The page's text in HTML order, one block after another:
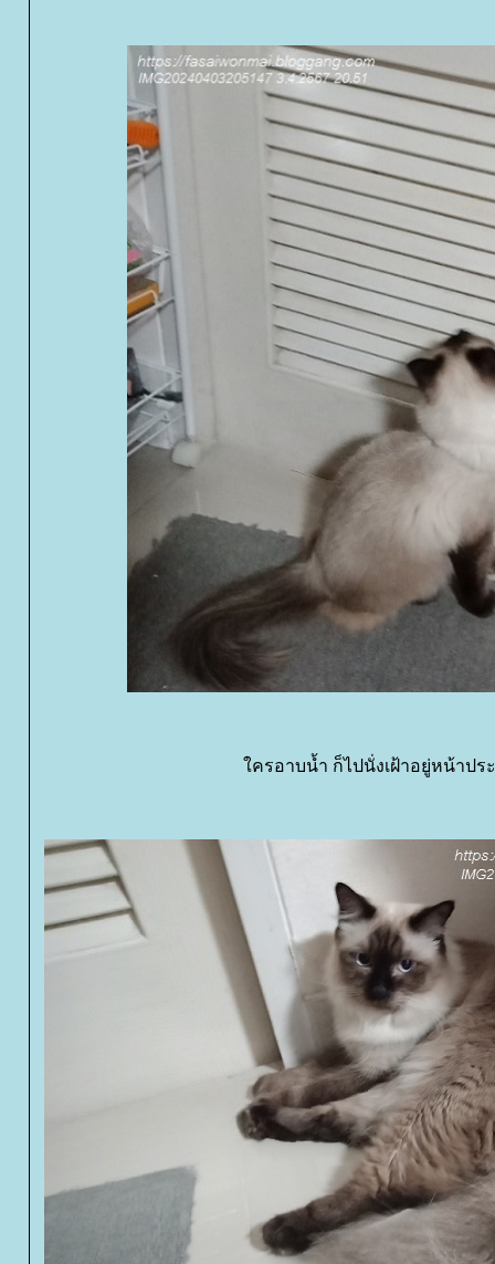
ครอาบน้ำ ก็ไปนั่งเฝ้าอยู่หน้าปร